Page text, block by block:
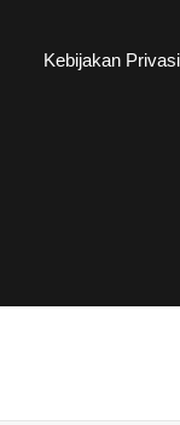
Kebijakan Privasi